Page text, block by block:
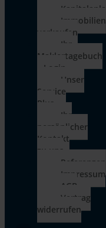
Immobilien
verkaufen
Ihr
Maklertagebuch
– Login
Unser
Service
Plus
Ihr
persönlicher
Kontakt
zu uns
Referenzen
Impressum
AGB
Vertrag
widerrufen